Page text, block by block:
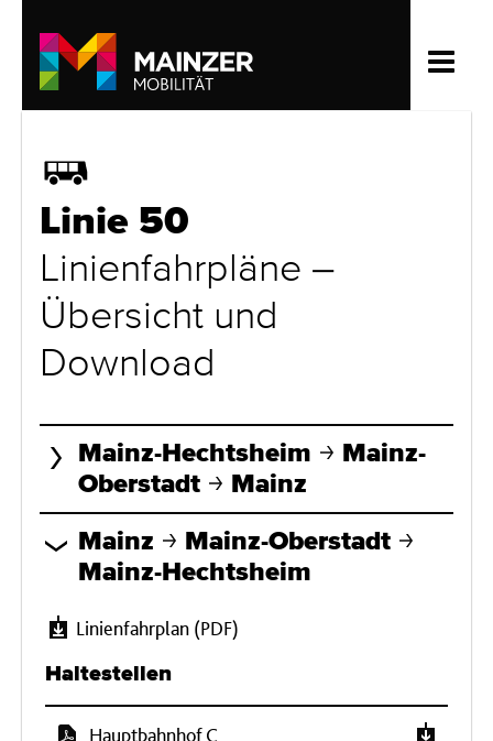
Bus
Linie 50
Linienfahrpläne –
Übersicht und
Download
Mainz-Hechtsheim
Mainz-
Oberstadt
Mainz
Mainz
Mainz-Oberstadt
Mainz-Hechtsheim
Linienfahrplan (PDF)
Haltestellen
Hauptbahnhof C